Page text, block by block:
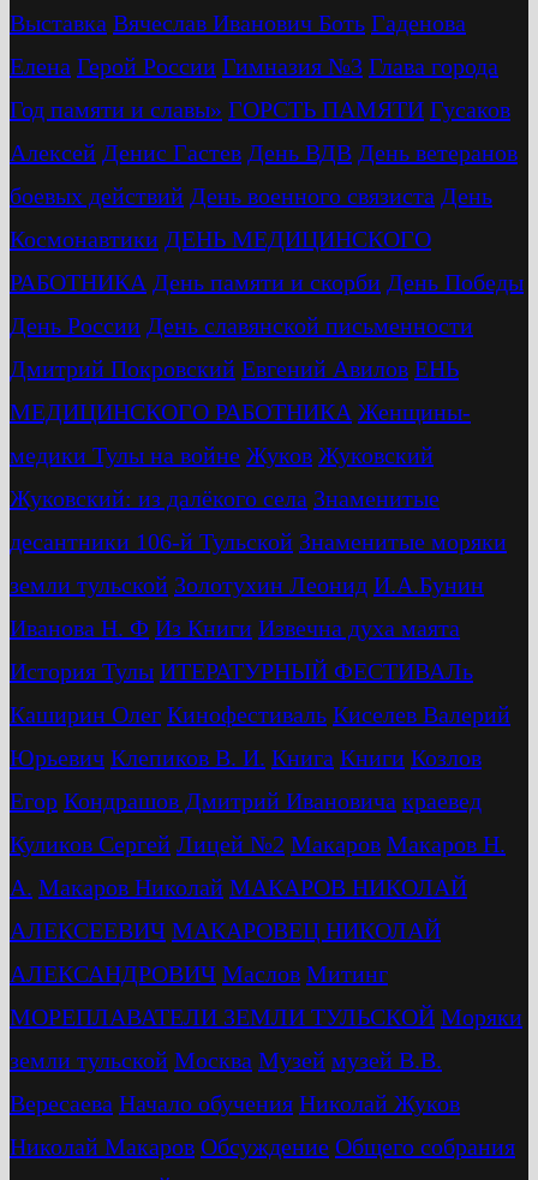
Выставка Вячеслав Иванович Боть Гаденова
Елена Герой России Гимназия №3 Глава города
Год памяти и славы» ГОРСТЬ ПАМЯТИ Гусаков
Алексей Денис Гастев День ВДВ День ветеранов
боевых действий День военного связиста День
Космонавтики ДЕНЬ МЕДИЦИНСКОГО
РАБОТНИКА День памяти и скорби День Победы
День России День славянской письменности
Дмитрий Покровский Евгений Авилов ЕНЬ
МЕДИЦИНСКОГО РАБОТНИКА Женщины-
медики Тулы на войне Жуков Жуковский
Жуковский: из далёкого села Знаменитые
десантники 106-й Тульской Знаменитые моряки
земли тульской Золотухин Леонид И.А.Бунин
Иванова Н. Ф Из Книги Извечна духа маята
История Тулы ИТЕРАТУРНЫЙ ФЕСТИВАЛь
Каширин Олег Кинофестиваль Киселев Валерий
Юрьевич Клепиков В. И. Книга Книги Козлов
Егор Кондрашов Дмитрий Ивановича краевед
Куликов Сергей Лицей №2 Макаров Макаров Н.
А. Макаров Николай МАКАРОВ НИКОЛАЙ
АЛЕКСЕЕВИЧ МАКАРОВЕЦ НИКОЛАЙ
АЛЕКСАНДРОВИЧ Маслов Митинг
МОРЕПЛАВАТЕЛИ ЗЕМЛИ ТУЛЬСКОЙ Моряки
земли тульской Москва Музей музей В.В.
Вересаева Начало обучения Николай Жуков
Николай Макаров Обсуждение Общего собрания